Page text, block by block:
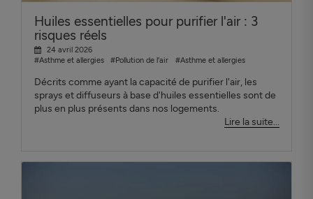
Huiles essentielles pour purifier l'air : 3
risques réels
24 avril 2026
#Asthme et allergies
#Pollution de l'air #Asthme et allergies
Décrits comme ayant la capacité de purifier l'air, les
sprays et diffuseurs à base d'huiles essentielles sont de
plus en plus présents dans nos logements.
Lire la suite...